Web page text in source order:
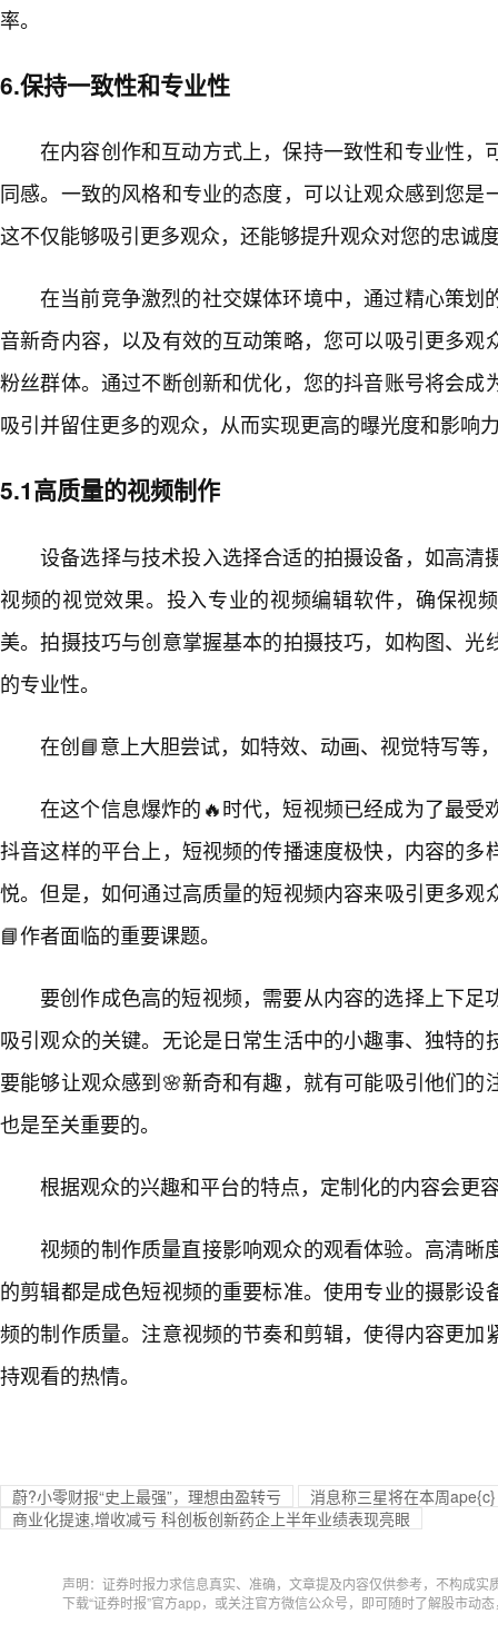
率。
6.保持一致性和专业性
在内容创作和互动方式上，保持一致性和专业性，
同感。一致的风格和专业的态度，可以让观众感到您是
这不仅能够吸引更多观众，还能够提升观众对您的忠诚
在当前竞争激烈的社交媒体环境中，通过精心策划
音新奇内容，以及有效的互动策略，您可以吸引更多观
粉丝群体。通过不断创新和优化，您的抖音账号将会成
吸引并留住更多的观众，从而实现更高的曝光度和影响
5.1高质量的视频制作
设备选择与技术投入选择合适的拍摄设备，如高清
视频的视觉效果。投入专业的视频编辑软件，确保视
美。拍摄技巧与创意掌握基本的拍摄技巧，如构图、光
的专业性。
在创📘意上大胆尝试，如特效、动画、视觉特写等
在这个信息爆炸的🔥时代，短视频已经成为了最受
抖音这样的平台上，短视频的传播速度极快，内容的多
悦。但是，如何通过高质量的短视频内容来吸引更多观
📘作者面临的重要课题。
要创作成色高的短视频，需要从内容的选择上下足
吸引观众的关键。无论是日常生活中的小趣事、独特的
要能够让观众感到🌸新奇和有趣，就有可能吸引他们的
也是至关重要的。
根据观众的兴趣和平台的特点，定制化的内容会更
视频的制作质量直接影响观众的观看体验。高清晰
的剪辑都是成色短视频的重要标准。使用专业的摄影设
频的制作质量。注意视频的节奏和剪辑，使得内容更加
持观看的热情。
蔚?小零财报“史上最强”，理想由盈转亏
消息称三星将在本周
商业化提速,增收减亏 科创板创新药企上半年业绩表现亮眼
声明：证券时报力求信息真实、准确，文章提及内容仅供参考，不构成实
下载“证券时报”官方app，或关注官方微信公众号，即可随时了解股市动